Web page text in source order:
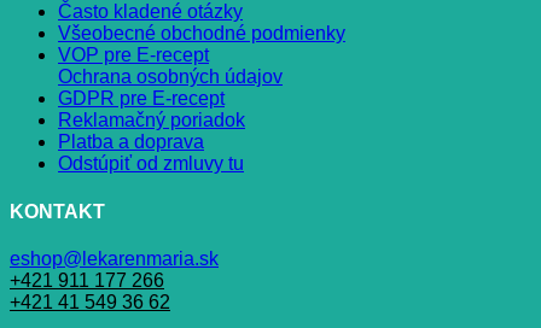
Často kladené otázky
Všeobecné obchodné podmienky
VOP pre E-recept
Ochrana osobných údajov
GDPR pre E-recept
Reklamačný poriadok
Platba a doprava
Odstúpiť od zmluvy tu
KONTAKT
eshop@lekarenmaria.sk
+421 911 177 266
+421 41 549 36 62